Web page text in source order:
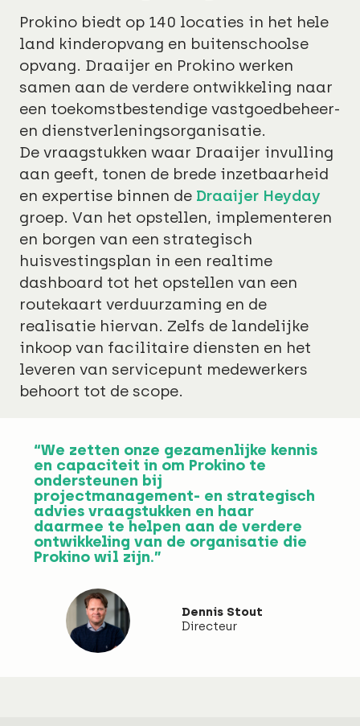
Prokino biedt op 140 locaties in het hele
land kinderopvang en buitenschoolse
opvang. Draaijer en Prokino werken
samen aan de verdere ontwikkeling naar
een toekomstbestendige vastgoedbeheer-
en dienstverleningsorganisatie.
De vraagstukken waar Draaijer invulling
aan geeft, tonen de brede inzetbaarheid
en expertise binnen de Draaijer Heyday
groep. Van het opstellen, implementeren
en borgen van een strategisch
huisvestingsplan in een realtime
dashboard tot het opstellen van een
routekaart verduurzaming en de
realisatie hiervan. Zelfs de landelijke
inkoop van facilitaire diensten en het
leveren van servicepunt medewerkers
behoort tot de scope.
“We zetten onze gezamenlijke kennis
en capaciteit in om Prokino te
ondersteunen bij
projectmanagement- en strategisch
advies vraagstukken en haar
daarmee te helpen aan de verdere
ontwikkeling van de organisatie die
Prokino wil zijn.”
Dennis Stout
Directeur